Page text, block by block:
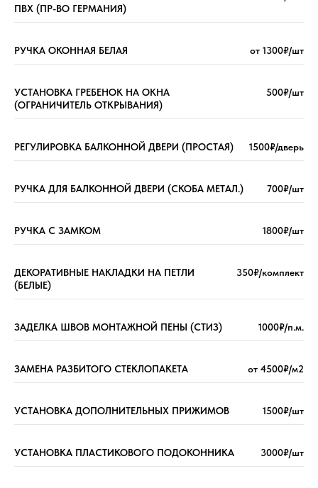
ПВХ (ПР-ВО ГЕРМАНИЯ)
РУЧКА ОКОННАЯ БЕЛАЯ от 1300₽/шт
УСТАНОВКА ГРЕБЕНОК НА ОКНА
(ОГРАНИЧИТЕЛЬ ОТКРЫВАНИЯ)
500₽/шт
РЕГУЛИРОВКА БАЛКОННОЙ ДВЕРИ (ПРОСТАЯ) 1500₽/дверь
РУЧКА ДЛЯ БАЛКОННОЙ ДВЕРИ (СКОБА МЕТАЛ.) 700₽/шт
РУЧКА С ЗАМКОМ 1800₽/шт
ДЕКОРАТИВНЫЕ НАКЛАДКИ НА ПЕТЛИ
(БЕЛЫЕ)
350₽/комплект
ЗАДЕЛКА ШВОВ МОНТАЖНОЙ ПЕНЫ (СТИЗ) 1000₽/п.м.
ЗАМЕНА РАЗБИТОГО СТЕКЛОПАКЕТА от 4500₽/м2
УСТАНОВКА ДОПОЛНИТЕЛЬНЫХ ПРИЖИМОВ 1500₽/шт
УСТАНОВКА ПЛАСТИКОВОГО ПОДОКОННИКА 3000₽/шт